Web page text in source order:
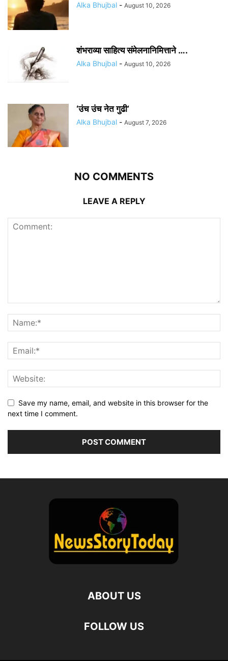
Alka Bhujbal - August 10, 2026
शंभराव्या साहित्य संमेलनानिमित्ताने ….
Alka Bhujbal - August 10, 2026
‘उंच उंच नेत गुढी’
Alka Bhujbal - August 7, 2026
NO COMMENTS
LEAVE A REPLY
Save my name, email, and website in this browser for the
next time I comment.
ABOUT US
FOLLOW US